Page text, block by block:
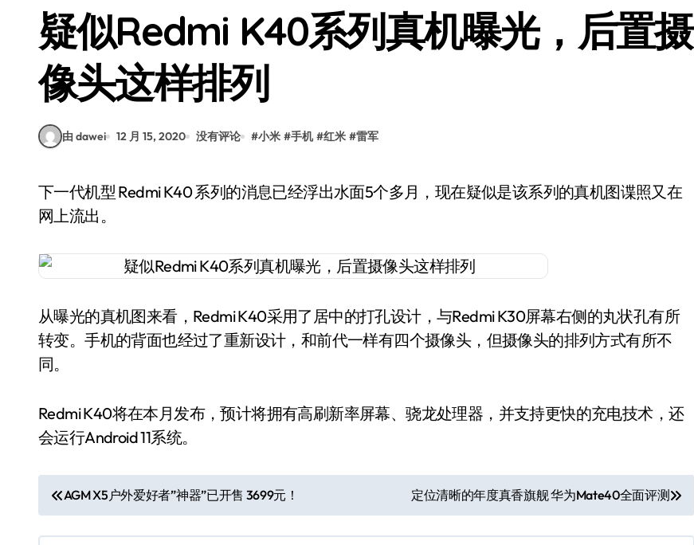
疑似Redmi K40系列真机曝光，后置摄
像头这样排列
由 dawei 12 月 15, 2020 没有评论 #小米 #手机 #红米 #雷军
下一代机型 Redmi K40 系列的消息已经浮出水面5个多月，现在疑似是该系列的真机图谍照又在
网上流出。
从曝光的真机图来看，Redmi K40采用了居中的打孔设计，与Redmi K30屏幕右侧的丸状孔有所
转变。手机的背面也经过了重新设计，和前代一样有四个摄像头，但摄像头的排列方式有所不
同。
Redmi K40将在本月发布，预计将拥有高刷新率屏幕、骁龙处理器，并支持更快的充电技术，还
会运行Android 11系统。
文
章
AGM X5户外爱好者”神器”已开售 3699元！ 定位清晰的年度真香旗舰 华为Mate40全面评测